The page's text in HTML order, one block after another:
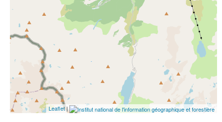
Leaflet|